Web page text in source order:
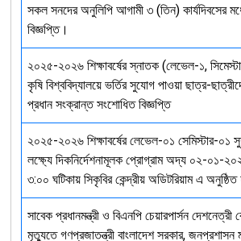
সকল সনদের অনুলিপি আগামী ৩ (তিন) কার্যদিবসের
বিজ্ঞপ্তি।
২০২৫-২০২৬ শিক্ষাবর্ষের স্নাতক (লেভেল-১,
কৃষি বিশ্ববিদ্যালয়ে ভর্তির সুযোগ পাওয়া ছাত্র-
প্রধান সংক্রান্ত সংশোধিত বিজ্ঞপ্তি
২০২৫-২০২৬ শিক্ষাবর্ষের লেভেল-০১ সেমিস্টার-০১
লক্ষ্যে দিকনির্দেশনামূলক প্রোগ্রাম অদ্য ০২-০১-
৩:০০ ঘটিকায় সিকৃবির কেন্দ্রীয় অডিটরিয়াম এ অনুষ্ঠিত
সাবেক প্রধানমন্ত্রী ও বিএনপি চেয়ারপার্সন দেশনেত্রী
মৃত্যুতে গণপ্রজাতন্ত্রী বাংলাদেশ সরকার, জনপ্রশাসন